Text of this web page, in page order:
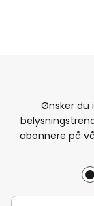
Ønsker du
abonnere på